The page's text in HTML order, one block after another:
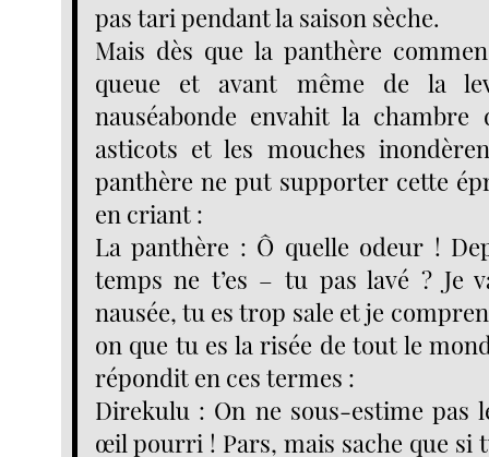
pas tari pendant la saison sèche.
Mais dès que la panthère
queue et avant même de la
nauséabonde envahit la
asticots et les mouches
panthère ne put supporter cette
en criant :
La panthère : Ô quelle odeur !
temps ne t’es – tu pas lavé ? Je
nausée, tu es trop sale et je
on que tu es la risée de tout le
répondit en ces termes :
Direkulu : On ne sous-estime pas
œil pourri ! Pars, mais sache que si